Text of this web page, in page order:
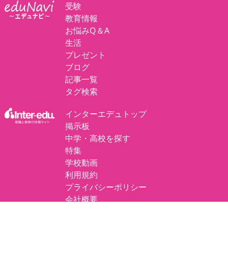
受験
教育情報
お悩みQ＆A
生活
プレゼント
ブログ
記事一覧
タグ検索
インターエデュトップ
掲示板
中学・高校を探す
特集
学校動画
利用規約
プライバシーポリシー
会社概要